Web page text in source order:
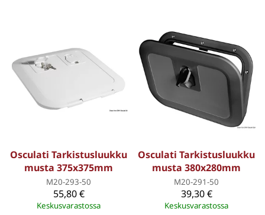
Osculati Tarkistusluukku
musta 375x375mm
M20-293-50
55,80 €
Keskusvarastossa
Osculati Tarkistusluukku
musta 380x280mm
M20-291-50
39,30 €
Keskusvarastossa